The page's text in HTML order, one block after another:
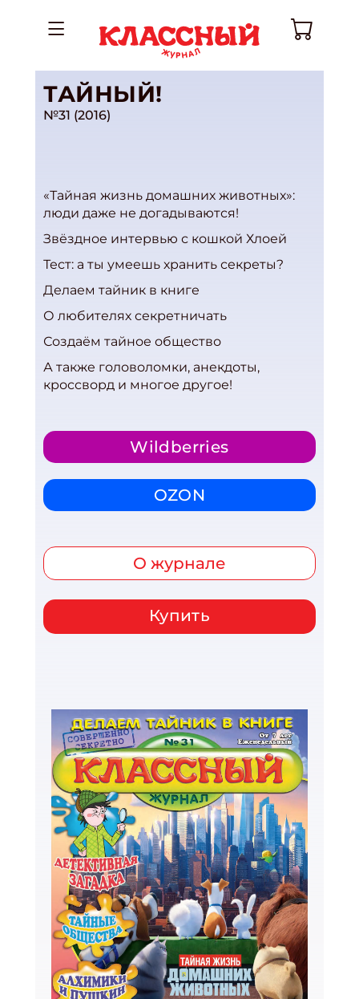
ТАЙНЫЙ!
№31 (2016)
«Тайная жизнь домашних животных»:
люди даже не догадываются!
Звёздное интервью с кошкой Хлоей
Тест: а ты умеешь хранить секреты?
Делаем тайник в книге
О любителях секретничать
Создаём тайное общество
А также головоломки, анекдоты,
кроссворд и многое другое!
Wildberries
OZON
О журнале
Купить